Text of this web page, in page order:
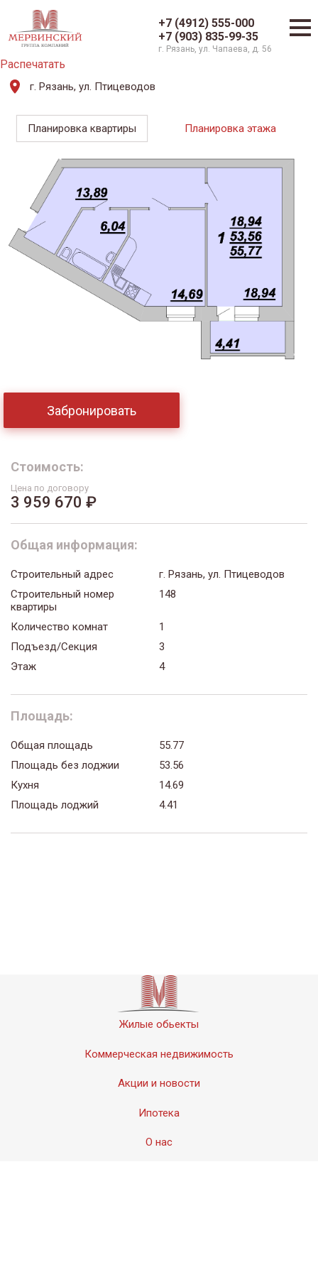
+7 (4912) 555-000
+7 (903) 835-99-35
г. Рязань, ул. Чапаева, д. 56
Распечатать
г. Рязань, ул. Птицеводов
Планировка квартиры Планировка этажа
Забронировать
Стоимость:
Цена по договору
3 959 670 ₽
Общая информация:
Строительный адрес
г. Рязань, ул. Птицеводов
Строительный номер
квартиры
148
Количество комнат
1
Подъезд/Секция
3
Этаж
4
Площадь:
Общая площадь
55.77
Площадь без лоджии
53.56
Кухня
14.69
Площадь лоджий
4.41
Жилые обьекты
Коммерческая недвижимость
Акции и новости
Ипотека
О нас